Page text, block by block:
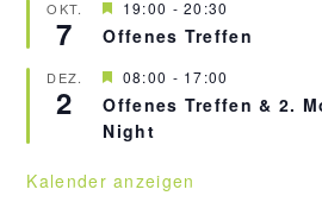
OKT.
7
H
e
r
o
r
e
o
19:00 -20:30
Offenes Treffen
DEZ.
2
H
e
r
v
g
08:00 - 17:00
Offenes Treffen & 2.
Night
Kalender anzeigen